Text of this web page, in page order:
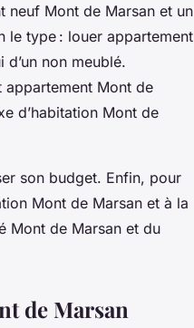
neuf Mont de Marsan et un
le type : louer appartement
non meublé.
appartement Mont de
d’habitation Mont de
son budget. Enfin, pour
Mont de Marsan et à la
Mont de Marsan et du
de Marsan